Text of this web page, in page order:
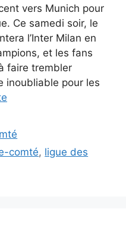
vers Munich pour
Ce samedi soir, le
l’Inter Milan en
et les fans
faire trembler
inoubliable pour les
comté, ligue des